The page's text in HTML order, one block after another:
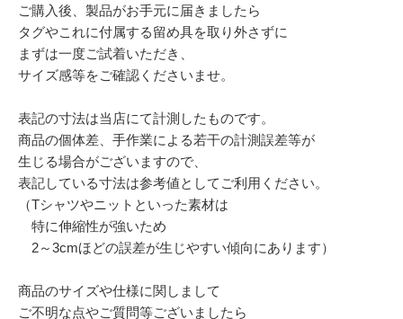
ご購入後、製品がお手元に届きましたら
タグやこれに付属する留め具を取り外さずに
まずは一度ご試着いただき、
サイズ感等をご確認くださいませ。
表記の寸法は当店にて計測したものです。
商品の個体差、手作業による若干の計測誤差等が
生じる場合がございますので、
表記している寸法は参考値としてご利用ください。
（Tシャツやニットといった素材は
特に伸縮性が強いため
2～3cmほどの誤差が生じやすい傾向にあります）
商品のサイズや仕様に関しまして
ご不明な点やご質問等ございましたら